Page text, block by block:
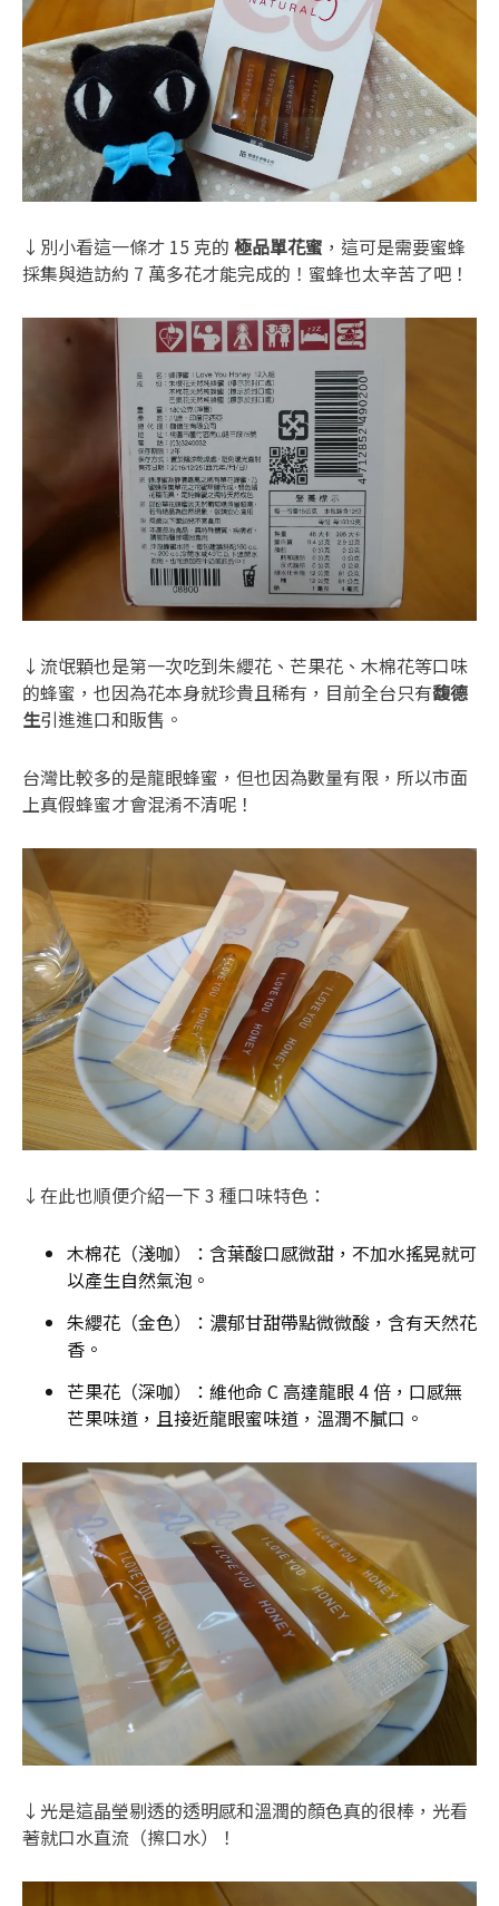
↓別小看這一條才 15 克的 極品單花蜜 ，這可是需要蜜蜂
採集與造訪約 7 萬多花才能完成的！蜜蜂也太辛苦了吧！
↓流氓顆也是第一次吃到朱纓花、芒果花、木棉花等口味
的蜂蜜，也因為花本身就珍貴且稀有，目前全台只有馥德
生引進進口和販售。
台灣比較多的是龍眼蜂蜜，但也因為數量有限，所以市面
上真假蜂蜜才會混淆不清呢！
↓在此也順便介紹一下 3 種口味特色：
木棉花（淺咖）：含葉酸口感微甜，不加水搖晃就可
以產生自然氣泡。
朱纓花（金色）：濃郁甘甜帶點微微酸，含有天然花
香。
芒果花（深咖）：維他命 C 高達龍眼 4 倍，口感無
芒果味道，且接近龍眼蜜味道，溫潤不膩口。
↓光是這晶瑩剔透的透明感和溫潤的顏色真的很棒，光看
著就口水直流（擦口水）！